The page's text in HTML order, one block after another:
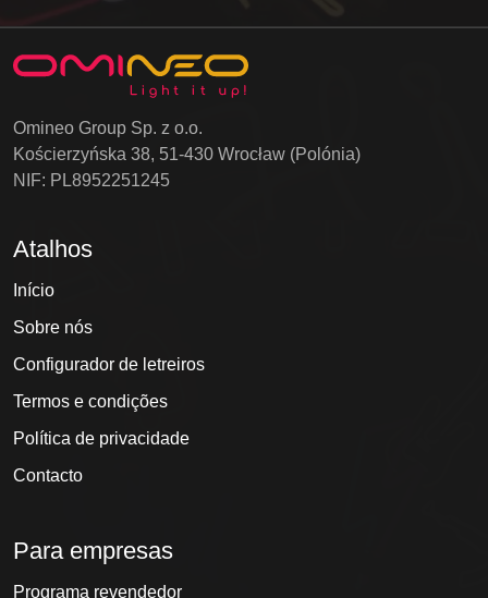
Omineo Group Sp. z o.o.
Kościerzyńska 38, 51-430 Wrocław (Polónia)
NIF: PL8952251245
Atalhos
Início
Sobre nós
Configurador de letreiros
Termos e condições
Política de privacidade
Contacto
Para empresas
Programa revendedor